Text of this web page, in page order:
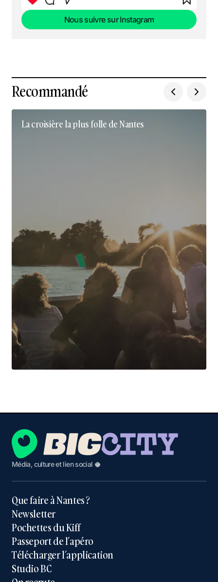
Nous suivre sur Instagram
Recommandé
La croisière la plus folle de Nantes
Média, culture et lien social 🥥
Que faire à Nantes ?
Newsletter
Pochettes du Kiff
Passeport de l’apéro
Télécharger l’application
Studio BC